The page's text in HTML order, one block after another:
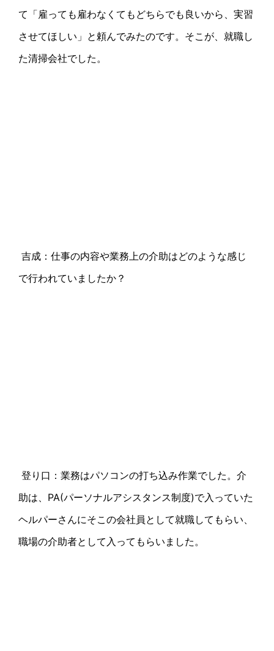
て「雇っても雇わなくてもどちらでも良いから、実習
させてほしい」と頼んでみたのです。そこが、就職し
た清掃会社でした。
吉成：仕事の内容や業務上の介助はどのような感じ
で行われていましたか？
登り口：業務はパソコンの打ち込み作業でした。介
助は、 PA(パーソナルアシスタンス制度)で入っていた
ヘルパーさんにそこの会社員として就職してもらい、
職場の介助者として入ってもらいました。